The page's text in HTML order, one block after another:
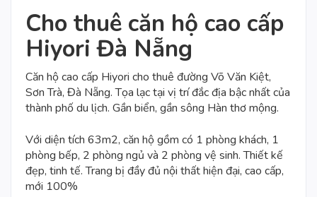
Cho thuê căn hộ cao cấp
Hiyori Đà Nẵng
Căn hộ cao cấp Hiyori cho thuê đường Võ Văn Kiệt,
Sơn Trà, Đà Nẵng. Tọa lạc tại vị trí đắc địa bậc nhất của
thành phố du lịch. Gần biển, gần sông Hàn thơ mộng.
Với diện tích 63m2, căn hộ gồm có 1 phòng khách, 1
phòng bếp, 2 phòng ngủ và 2 phòng vệ sinh. Thiết kế
đẹp, tinh tế. Trang bị đầy đủ nội thất hiện đại, cao cấp,
mới 100%